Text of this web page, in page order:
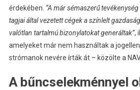
érdekében. “A már sémaszerű
tagjai által vezetett cégek a színlelt
valótlan tartalmú bizonylatokat generáltak”,
amelyeket már nem használtak a
strómanok nevére írták át – közölte a
A bűncselekménnyel